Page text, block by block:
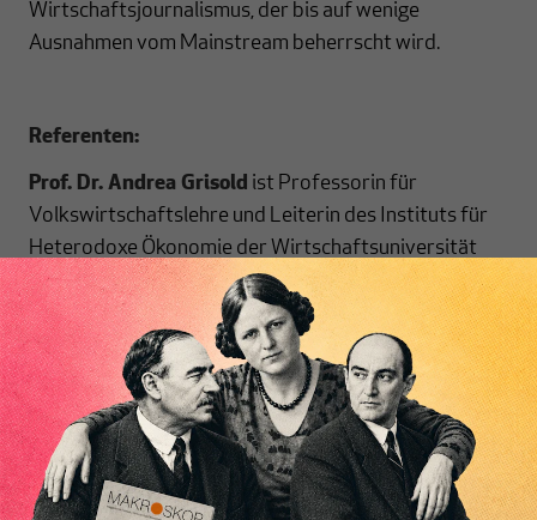
Wirtschaftsjournalismus, der bis auf wenige
Ausnahmen vom Mainstream beherrscht wird.
Referenten:
Prof. Dr. Andrea Grisold ist Professorin für
Volkswirtschaftslehre und Leiterin des Instituts für
Heterodoxe Ökonomie der Wirtschaftsuniversität
Wien. Ihre Forschungsgebiete umfassen: Kritische
Politische Ökonomie der Massenmedien und
Veränderungen der Medienpolitik; Langfristige
Veränderungen und neue Herausforderungen der
Wirtschaftspolitik; Heterodoxe Ökonomische
Schulen; Gender und Arbeitsmärkte. Frau Grisold hat
2020 in einer Studie für unseren
Kooperationspartner Otto-Brenner-Stiftung